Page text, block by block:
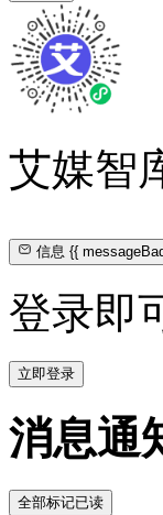
艾媒智
信息{{
登录即
立即登录
消息通
全部标记已读